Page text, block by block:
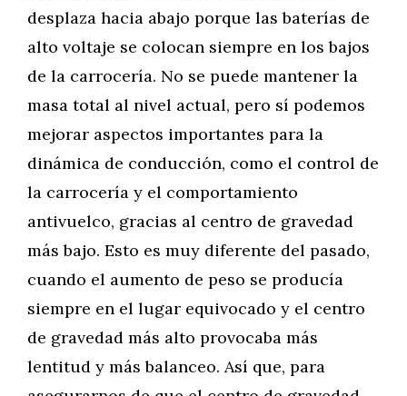
desplaza hacia abajo porque las baterías de
alto voltaje se colocan siempre en los bajos
de la carrocería. No se puede mantener la
masa total al nivel actual, pero sí podemos
mejorar aspectos importantes para la
dinámica de conducción, como el control de
la carrocería y el comportamiento
antivuelco, gracias al centro de gravedad
más bajo. Esto es muy diferente del pasado,
cuando el aumento de peso se producía
siempre en el lugar equivocado y el centro
de gravedad más alto provocaba más
lentitud y más balanceo. Así que, para